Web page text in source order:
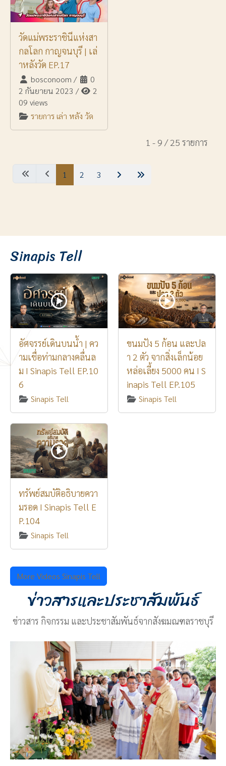
วัดแม่พระราชินีแห่งสา
กลโลก กาญจนบุรี | เล่
าหลังวัด EP.17
bosconoom /
0
2 กันยายน 2023 /
2
09 views
รายการ เล่า หลัง วัด
1 - 9 / 25 รายการ
1 2 3
Sinapis Tell
อัศจรรย์เดินบนน้ำ | คว
ามเชื่อท่ามกลางคลื่นล
ม I Sinapis Tell EP.10
6
Sinapis Tell
ขนมปัง 5 ก้อน และปล
า 2 ตัว จากสิ่งเล็กน้อย
หล่อเลี้ยง 5000 คน I S
inapis Tell EP.105
Sinapis Tell
ทรัพย์สมบัติอธิบายควา
มรอด I Sinapis Tell E
P.104
Sinapis Tell
More Videos Sinapis Tell
ข่าวสารและประชาสัมพันธ์
ข่าวสาร กิจกรรม และประชาสัมพันธ์จากสังฆมณฑลราชบุรี